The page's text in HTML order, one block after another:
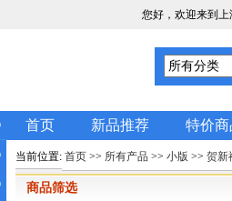
您好，欢迎来到
首页 新品推荐 特价商
当前位置: 首页 >> 所有产品 >> 小版 >> 贺新
商品筛选